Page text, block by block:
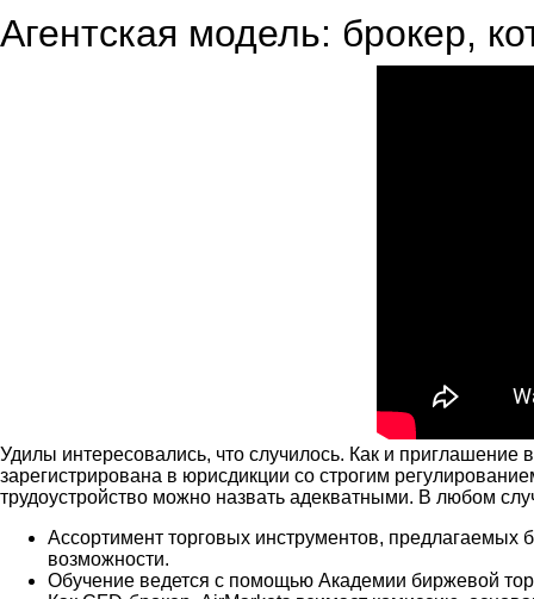
Агентская модель: брокер,
Удилы интересовались, что случилось. Как и приглашение
зарегистрирована в юрисдикции со строгим
трудоустройство можно назвать адекватными. В любом
Ассортимент торговых инструментов,
возможности.
Обучение ведется с помощью Академии биржевой